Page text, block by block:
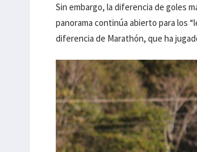
Sin embargo, la diferencia de goles
panorama continúa abierto para los
diferencia de Marathón, que ha